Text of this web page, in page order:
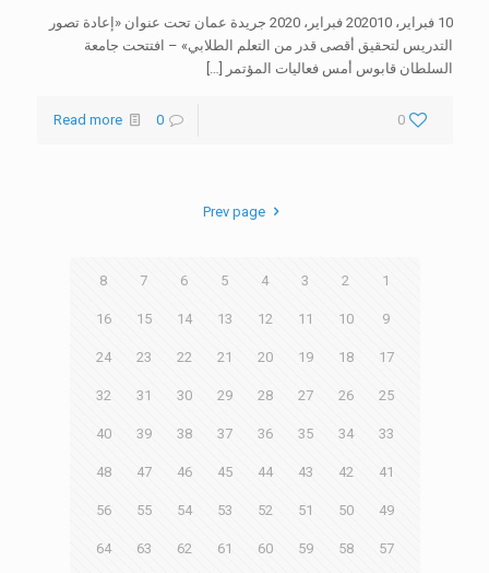
10 فبراير، 202010 فبراير، 2020 جريدة عمان تحت عنوان «إعادة تصور
التدريس لتحقيق أقصى قدر من التعلم الطلابي» – افتتحت جامعة
السلطان قابوس أمس فعاليات المؤتمر
0
0
Read more
Prev page
1
2
3
4
5
6
7
8
9
10
11
12
13
14
15
16
17
18
19
20
21
22
23
24
25
26
27
28
29
30
31
32
33
34
35
36
37
38
39
40
41
42
43
44
45
46
47
48
49
50
51
52
53
54
55
56
57
58
59
60
61
62
63
64